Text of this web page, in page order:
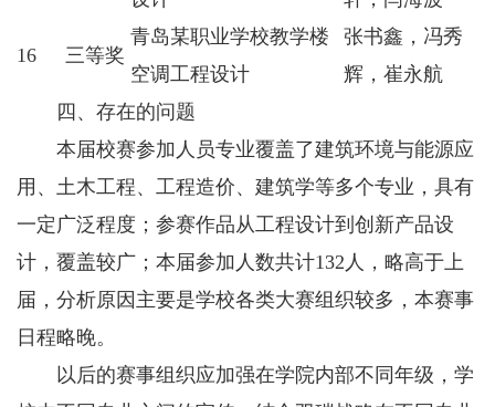
16 三等奖
青岛某职业学校教学楼
空调工程设计
张书鑫，冯秀
辉，崔永航
四、存在的问题
本届校赛参加人员专业覆盖了建筑环境与能源应
用、土木工程、工程造价、建筑学等多个专业，具有
一定广泛程度；参赛作品从工程设计到创新产品设
计，覆盖较广；本届参加人数共计132人，略高于上
届，分析原因主要是学校各类大赛组织较多，本赛事
日程略晚。
以后的赛事组织应加强在学院内部不同年级，学